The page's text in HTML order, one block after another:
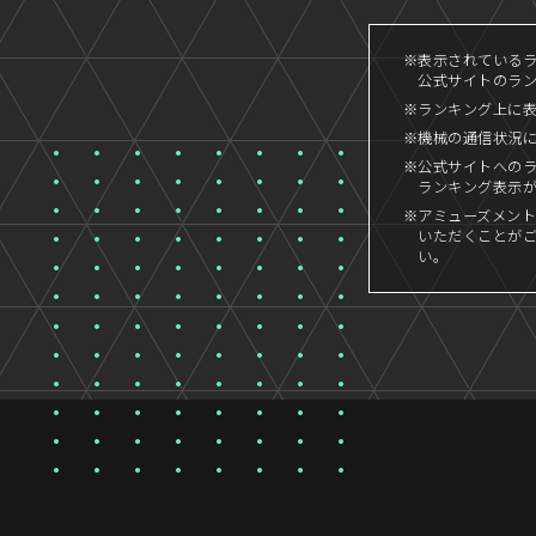
※表示されている
公式サイトのラ
※ランキング上に
※機械の通信状況
※公式サイトへの
ランキング表示
※アミューズメン
いただくことが
い。